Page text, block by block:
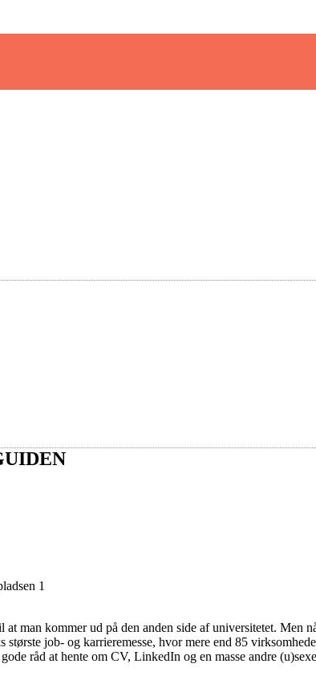
1
man kommer ud på den anden side af universitetet. Men
største job- og karrieremesse, hvor mere end 85
råd at hente om CV, LinkedIn og en masse andre